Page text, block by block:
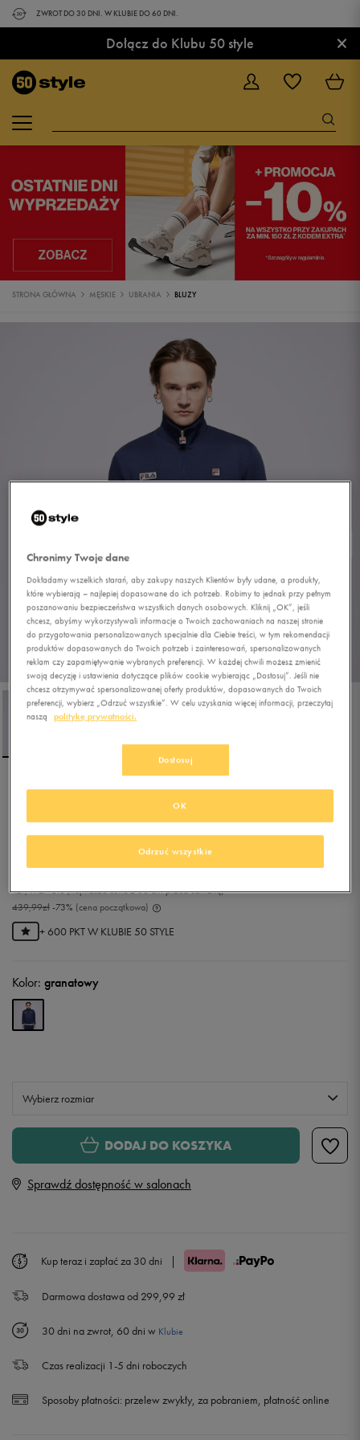
ZWROT DO 30 DNI. W KLUBIE DO 60 DNI.
Dołącz do Klubu 50 style ×
STRONA GŁÓWNA MĘSKIE UBRANIA BLUZY
FILA BLUZA RUPERT
439,99zł-73% (cena początkowa)
127,49zł-6%(najniższa cena z 30 dni przed obniżką)
119,99złz Vat
+ 600 PKT W KLUBIE 50 STYLE
Kolor: granatowy
Wybierz rozmiar
M
XL Powiadom o dostępności
DODAJ DO KOSZYKA
Sprawdź dostępność w salonach
Kup teraz i zapłać za 30 dni |
Darmowa dostawa od 299,99 zł
30 dni na zwrot, 60 dni w Klubie
Czas realizacji 1-5 dni roboczych
Sposoby płatności: przelew zwykły, za pobraniem, płatność online
Chronimy Twoje dane
Dokładamy wszelkich starań, aby zakupy naszych Klientów były udane, a produkty,
które wybierają – najlepiej dopasowane do ich potrzeb. Robimy to jednak przy pełnym
poszanowaniu bezpieczeństwa wszystkich danych osobowych. Kliknij „OK”, jeśli
chcesz, abyśmy wykorzystywali informacje o Twoich zachowaniach na naszej stronie
do przygotowania personalizowanych specjalnie dla Ciebie treści, w tym rekomendacji
produktów dopasowanych do Twoich potrzeb i zainteresowań, spersonalizowanych
reklam czy zapamiętywanie wybranych preferencji. W każdej chwili możesz zmienić
swoją decyzję i ustawienia dotyczące plików cookie wybierając „Dostosuj”. Jeśli nie
chcesz otrzymywać spersonalizowanej oferty produktów, dopasowanych do Twoich
preferencji, wybierz „Odrzuć wszystkie”. W celu uzyskania więcej informacji, przeczytaj
naszą
politykę prywatności.
Dostosuj
Odrzuć wszystkie
OK